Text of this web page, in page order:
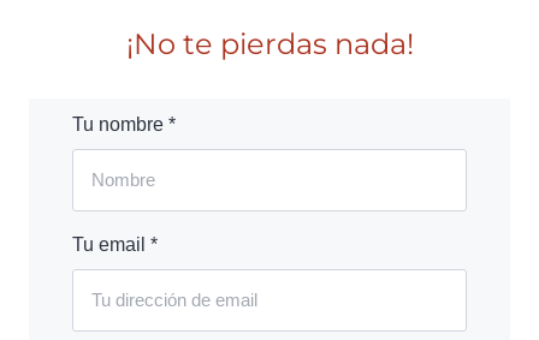
¡No te pierdas nada!
Tu nombre *
Tu email *